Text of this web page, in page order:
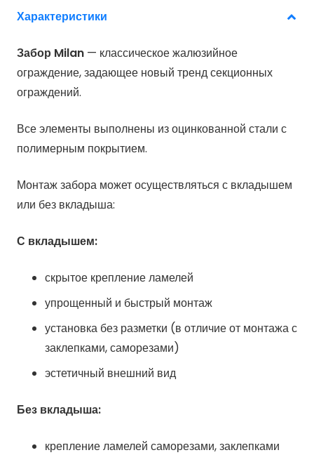
Milan,Tokyo
PE
RAL
3011
красный
(1,8м)
Характеристики
Забор Milan — классическое жалюзийное
ограждение, задающее новый тренд секционных
ограждений.
Все элементы выполнены из оцинкованной стали с
полимерным покрытием.
Монтаж забора может осуществляться с вкладышем
или без вкладыша:
С вкладышем:
скрытое крепление ламелей
упрощенный и быстрый монтаж
установка без разметки (в отличие от монтажа с
заклепками, саморезами)
эстетичный внешний вид
Без вкладыша:
крепление ламелей саморезами, заклепками